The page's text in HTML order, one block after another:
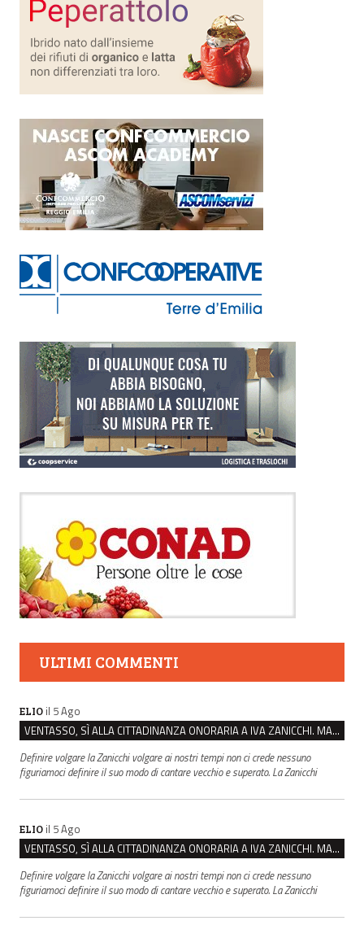
ULTIMI COMMENTI
ELIO il 5 Ago
VENTASSO, SÌ ALLA CITTADINANZA ONORARIA A IVA ZANICCHI. MA BARGIACCHI: “È DI PESSIMO GUSTO”
Definire volgare la Zanicchi volgare ai nostri tempi non ci crede nessuno
figuriamoci definire il suo modo di cantare vecchio e superato. La Zanicchi
ELIO il 5 Ago
VENTASSO, SÌ ALLA CITTADINANZA ONORARIA A IVA ZANICCHI. MA BARGIACCHI: “È DI PESSIMO GUSTO”
Definire volgare la Zanicchi volgare ai nostri tempi non ci crede nessuno
figuriamoci definire il suo modo di cantare vecchio e superato. La Zanicchi